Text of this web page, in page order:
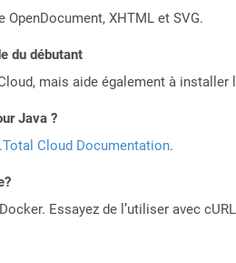
XHTML et SVG.
du débutant
mais aide également à
Java ?
Cloud Documentation.
Essayez de l’utiliser avec